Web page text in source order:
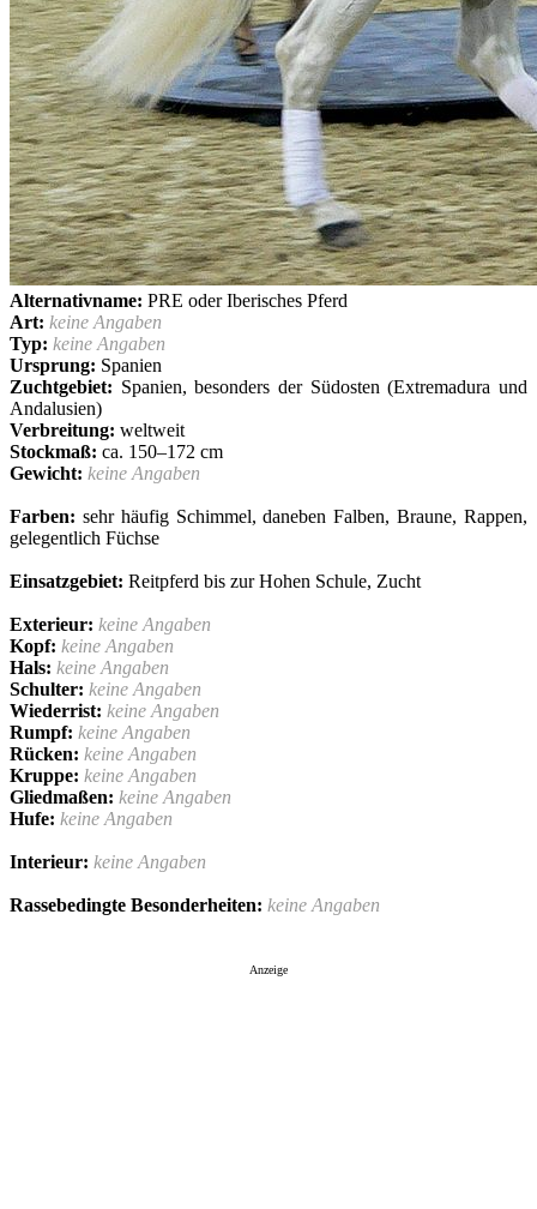
Alternativname: PRE oder Iberisches Pferd
Art: keine Angaben
Typ: keine Angaben
Ursprung: Spanien
Zuchtgebiet: Spanien, besonders der Südosten (Extremadura und
Andalusien)
Verbreitung: weltweit
Stockmaß: ca. 150–172 cm
Gewicht: keine Angaben
Farben: sehr häufig Schimmel, daneben Falben, Braune, Rappen,
gelegentlich Füchse
Einsatzgebiet: Reitpferd bis zur Hohen Schule, Zucht
Exterieur: keine Angaben
Kopf: keine Angaben
Hals: keine Angaben
Schulter: keine Angaben
Wiederrist: keine Angaben
Rumpf: keine Angaben
Rücken: keine Angaben
Kruppe: keine Angaben
Gliedmaßen: keine Angaben
Hufe: keine Angaben
Interieur: keine Angaben
Rassebedingte Besonderheiten: keine Angaben
Anzeige